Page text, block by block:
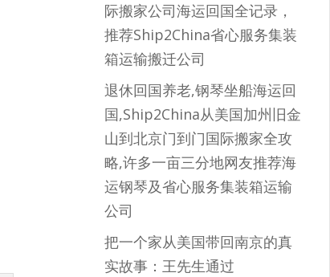
际搬家公司海运回国全记录，
推荐Ship2China省心服务集装
箱运输搬迁公司
退休回国养老,钢琴坐船海运回
国,Ship2China从美国加州旧金
山到北京门到门国际搬家全攻
略,许多一亩三分地网友推荐海
运钢琴及省心服务集装箱运输
公司
把一个家从美国带回南京的真
实故事：王先生通过